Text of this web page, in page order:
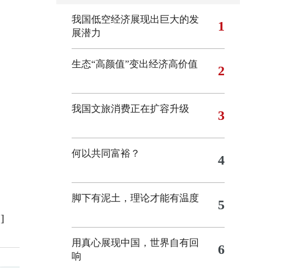
]
我国低空经济展现出巨大的发
展潜力
1
生态“高颜值”变出经济高价值 2
我国文旅消费正在扩容升级 3
何以共同富裕？ 4
脚下有泥土，理论才能有温度 5
用真心展现中国，世界自有回
响
6